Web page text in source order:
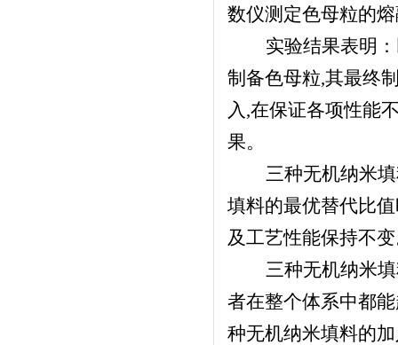
数仪测定色母粒的
实验结果表明
制备色母粒,其最终
入,在保证各项性能
果。
三种无机纳米
填料的最优替代比
及工艺性能保持不
三种无机纳米
者在整个体系中都
种无机纳米填料的